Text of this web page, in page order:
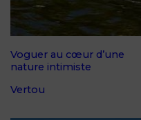
Voguer au cœur d’une
nature intimiste
Vertou